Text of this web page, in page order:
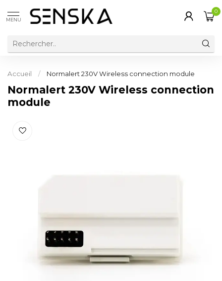
MENU
0
Accueil / Normalert 230V Wireless connection module
Normalert 230V Wireless connection
module